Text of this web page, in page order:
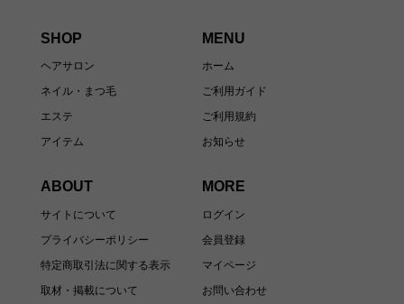
SHOP
ヘアサロン
ネイル・まつ毛
エステ
アイテム
MENU
ホーム
ご利用ガイド
ご利用規約
お知らせ
ABOUT
サイトについて
プライバシーポリシー
特定商取引法に関する表示
取材・掲載について
MORE
ログイン
会員登録
マイページ
お問い合わせ